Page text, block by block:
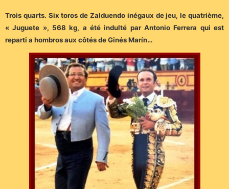
Trois quarts. Six toros de Zalduendo inégaux de jeu, le quatrième,
« Juguete », 568 kg, a été indulté par Antonio Ferrera qui est
reparti a hombros aux côtés de Ginés Marín…